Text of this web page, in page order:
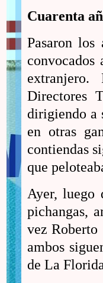
Cuarenta
Pasaron los
convocados
Directores
dirigiendo a
en otras
contiendas
que
Ayer, luego
pichangas,
vez Roberto
ambos
de La